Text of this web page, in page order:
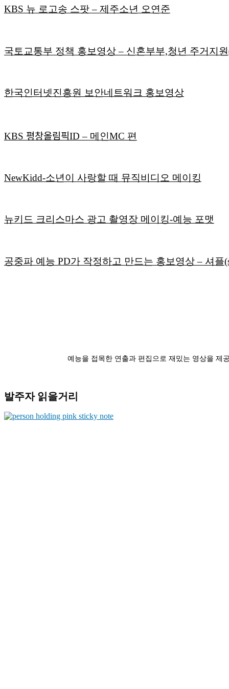
KBS 뉴 로고송 스팟 – 제주소년 오연준
국토교통부 정책 홍보영상 – 신혼부부,청년 주거지
한국인터넷진흥원 보안네트워크 홍보영상
KBS 평창올림픽ID – 메인MC 편
NewKidd-소년이 사랑할 때 뮤직비디오 메이킹
뉴키드 크리스마스 광고 촬영장 메이킹-예능 포맷
공중파 예능 PD가 작정하고 만드는 홍보영상 – 셔플
예능을 접목한 연출과 편집으로 재밌는 영상을 제
발주자 읽을거리